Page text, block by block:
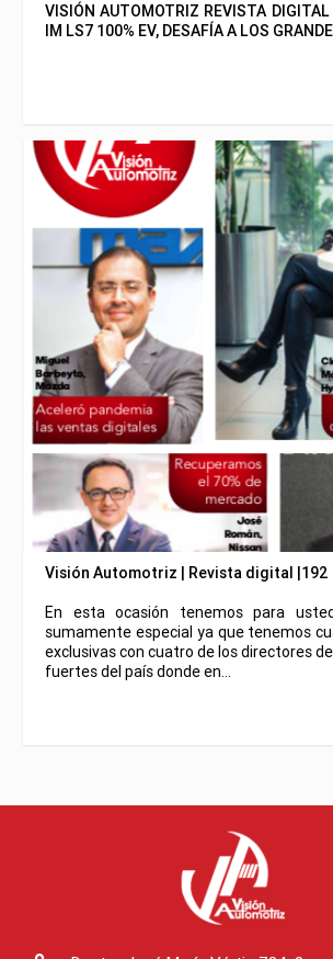
VISIÓN AUTOMOTRIZ REVISTA
IM LS7 100% EV, DESAFÍA A LOS
Visión Automotriz | Revista digital |192
En esta ocasión tenemos para
sumamente especial ya que tenemos
exclusivas con cuatro de los directores
fuertes del país donde en…